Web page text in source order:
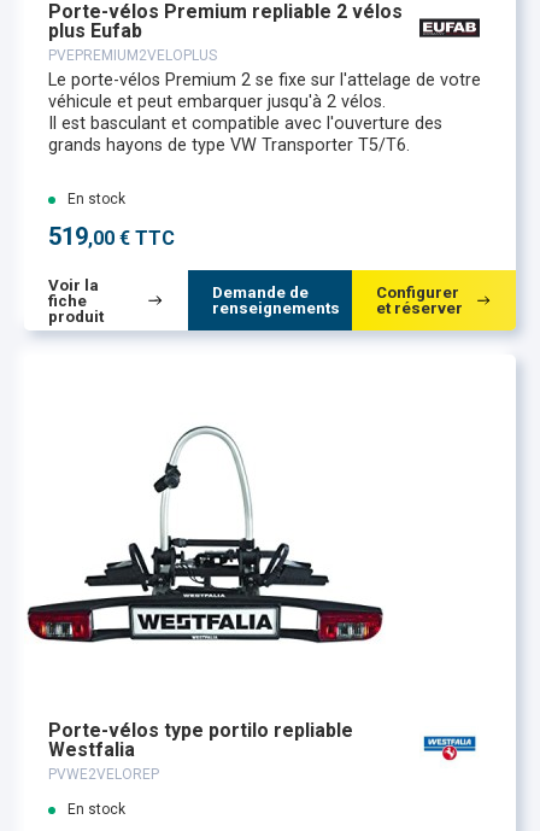
Porte-vélos Premium repliable 2 vélos
plus Eufab
PVEPREMIUM2VELOPLUS
Le porte-vélos Premium 2 se fixe sur l'attelage de votre
véhicule et peut embarquer jusqu'à 2 vélos.
Il est basculant et compatible avec l'ouverture des
grands hayons de type VW Transporter T5/T6.
En stock
519,00 € TTC
Voir la
fiche
produit
Demande de
renseignements
Configurer
et réserver
Porte-vélos type portilo repliable
Westfalia
PVWE2VELOREP
En stock